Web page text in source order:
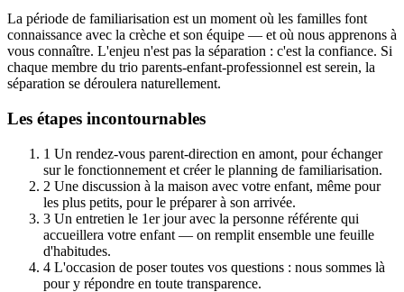
La période de familiarisation est un moment où les familles font
connaissance avec la crèche et son équipe — et où nous apprenons à
vous connaître. L'enjeu n'est pas la séparation : c'est la confiance. Si
chaque membre du trio parents-enfant-professionnel est serein, la
séparation se déroulera naturellement.
Les étapes incontournables
1 Un rendez-vous parent-direction en amont, pour échanger
sur le fonctionnement et créer le planning de familiarisation.
2 Une discussion à la maison avec votre enfant, même pour
les plus petits, pour le préparer à son arrivée.
3 Un entretien le 1er jour avec la personne référente qui
accueillera votre enfant — on remplit ensemble une feuille
d'habitudes.
4 L'occasion de poser toutes vos questions : nous sommes là
pour y répondre en toute transparence.